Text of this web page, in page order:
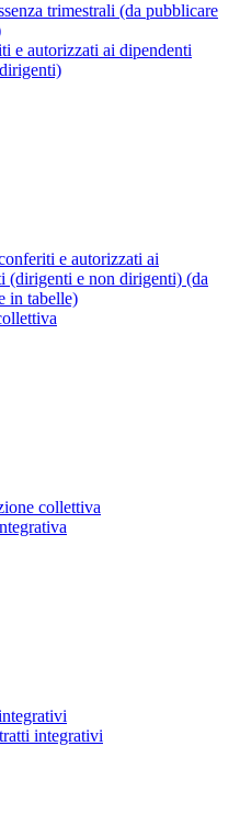
trimestrali (da pubblicare
e autorizzati ai dipendenti
e autorizzati ai
(dirigenti e non dirigenti) (da
in tabelle)
collettiva
integrativi